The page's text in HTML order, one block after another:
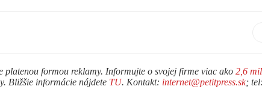
platenou formou reklamy. Informujte o svojej firme viac ako 2,6
Bližšie informácie nájdete TU. Kontakt: internet@petitpress.sk;